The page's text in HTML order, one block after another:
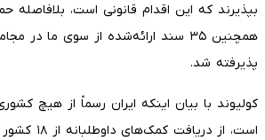
بپذیرند که این اقدام قانونی است، بلافاصله
همچنین ۳۵ سند ارائه‌شده از سوی ما در
پذیرفته شد.
کولیوند با بیان اینکه ایران رسماً از هیچ
است، از